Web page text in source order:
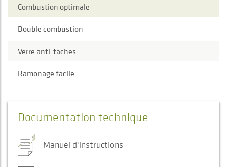
Combustion optimale
Double combustion
Verre anti-taches
Ramonage facile
Documentation technique
Manuel d'instructions